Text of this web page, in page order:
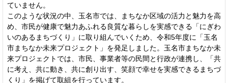
ていません。
このような状況の中、玉名市では、まちなか区域の活力と魅力を高
め、市民が健康で魅力あふれる良質な暮らしを実感できる「にぎわ
いのあるまちづくり」に取り組んでいくため、令和5年度に「玉名
市まちなか未来プロジェクト」を発足しました。玉名市まちなか未
来プロジェクトでは、市民、事業者等の民間と行政が連携し、「共
に考え、共に動き、共に創り出す、笑顔で幸せを実感できるまちづ
くり」を掲げて取組を行っています。